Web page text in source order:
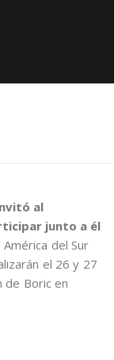
al
junto a él
del Sur
el 26 y 27
de Boric en